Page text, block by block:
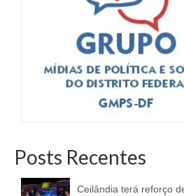
Posts Recentes
Ceilândia terá reforço